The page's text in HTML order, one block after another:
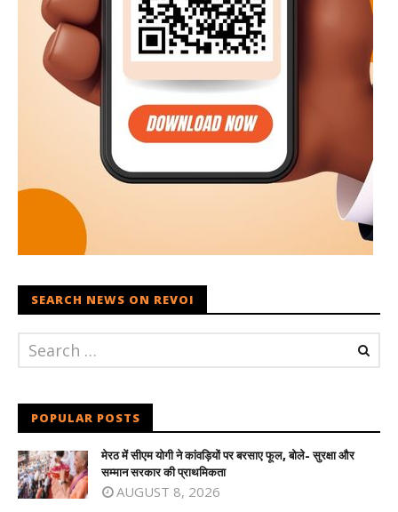
SEARCH NEWS ON REVOI
POPULAR POSTS
मेरठ में सीएम योगी ने कांवड़ियों पर बरसाए फूल, बोले- सुरक्षा और
सम्मान सरकार की प्राथमिकता
AUGUST 8, 2026